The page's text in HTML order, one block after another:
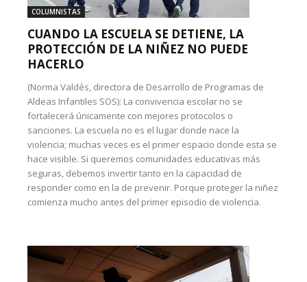
COLUMNISTAS
CUANDO LA ESCUELA SE DETIENE, LA
PROTECCIÓN DE LA NIÑEZ NO PUEDE
HACERLO
(Norma Valdés, directora de Desarrollo de Programas de
Aldeas Infantiles SOS): La convivencia escolar no se
fortalecerá únicamente con mejores protocolos o
sanciones. La escuela no es el lugar donde nace la
violencia; muchas veces es el primer espacio donde esta se
hace visible. Si queremos comunidades educativas más
seguras, debemos invertir tanto en la capacidad de
responder como en la de prevenir. Porque proteger la niñez
comienza mucho antes del primer episodio de violencia.